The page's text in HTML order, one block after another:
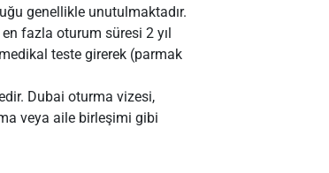
genellikle unutulmaktadır.
en fazla oturum süresi 2 yıl
teste girerek (parmak
Dubai oturma vizesi,
veya aile birleşimi gibi